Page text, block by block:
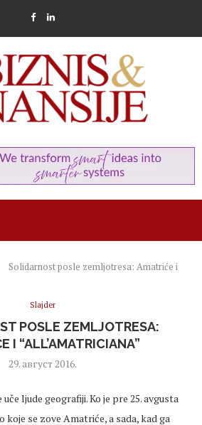
Solidarnost posle zemljotresa: Amatriće i
Slajder
POSLE ZEMLJOTRESA:
I “ALL’AMATRICIANA”
29. август 2016.
ljude geografiji. Ko je pre 25. avgusta
se zove Amatriće, a sada, kad ga